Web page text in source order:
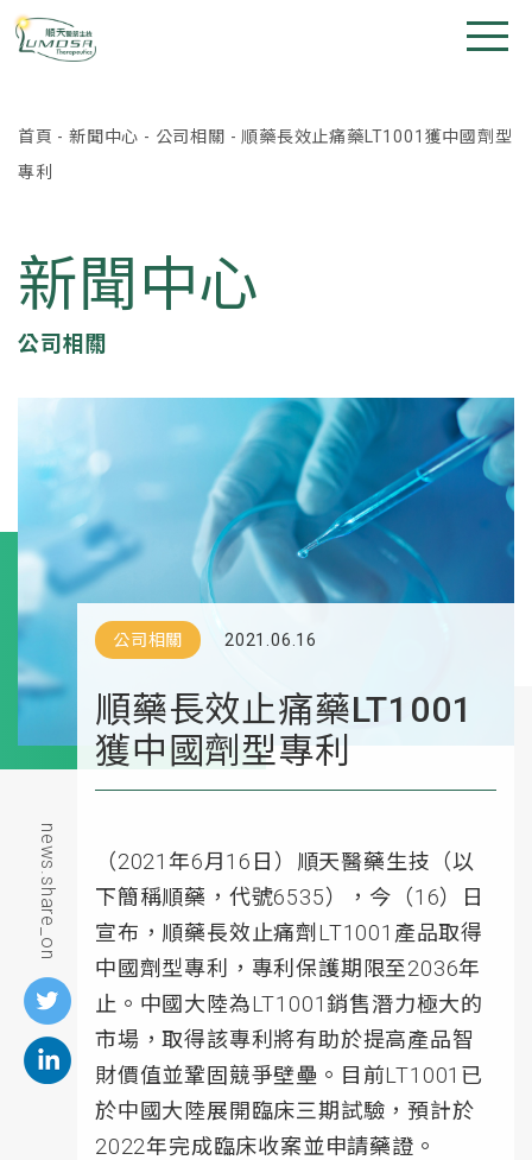
首頁 -新聞中心 - 公司相關 - 順藥長效止痛藥LT1001獲中國劑型
專利
新聞中心
公司相關
news.share_on
公司相關 2021.06.16
順藥長效止痛藥LT1001
獲中國劑型專利
（2021年6月16日）順天醫藥生技（以
下簡稱順藥，代號6535），今（16）日
宣布，順藥長效止痛劑LT1001產品取得
中國劑型專利，專利保護期限至2036年
止。中國大陸為LT1001銷售潛力極大的
市場，取得該專利將有助於提高產品智
財價值並鞏固競爭壁壘。目前LT1001已
於中國大陸展開臨床三期試驗，預計於
2022年完成臨床收案並申請藥證。